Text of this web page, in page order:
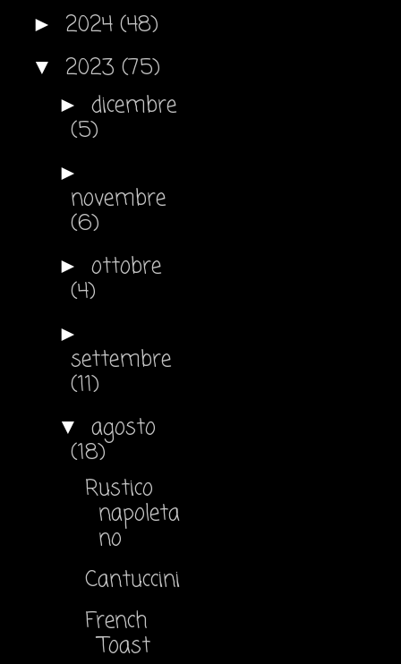
► 2024 (48)
▼ 2023 (75)
► dicembre
(5)
►
novembre
(6)
► ottobre
(4)
►
settembre
(11)
▼ agosto
(18)
Rustico
napoleta
no
Cantuccini
French
Toast